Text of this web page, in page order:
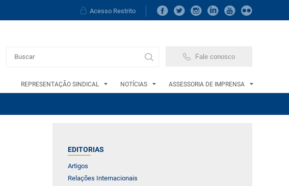
Acesso Restrito
Fale conosco
REPRESENTAÇÃO SINDICAL NOTÍCIAS ASSESSORIA DE IMPRENSA
EDITORIAS
Artigos
Relações Internacionais